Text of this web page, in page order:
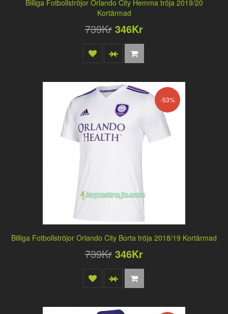
Billiga Fotbollströjor Orlando City Hemma tröja 2019/20
Kortärmad
739Kr 346Kr
-53%
Billiga Fotbollströjor Orlando City Borta tröja 2018/19 Kortärmad
739Kr 346Kr